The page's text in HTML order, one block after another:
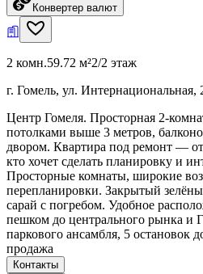
Конвертер валют
2 комн.59.72 м²2/2 этаж
г. Гомель, ул. Интернациональная,
Центр Гомеля. Просторная 2-
потолками выше 3 метров,
двором. Квартира под ремонт —
кто хочет сделать планировку и
Просторные комнаты, широкие
перепланировки. Закрытый
сарай с погребом. Удобное
пешком до центрального рынка и
паркового ансамбля, 5 остановок
продажа
Контакты